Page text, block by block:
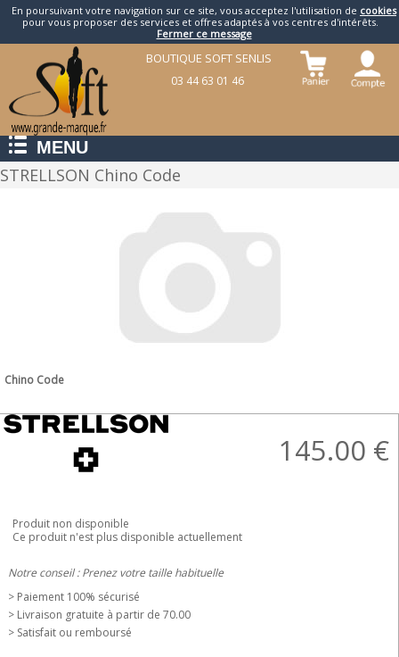
En poursuivant votre navigation sur ce site, vous acceptez l'utilisation de cookies
pour vous proposer des services et offres adaptés à vos centres d'intérêts.
Fermer ce message
BOUTIQUE SOFT SENLIS
03 44 63 01 46
MENU
STRELLSON Chino Code
Chino Code
145.00 €
Produit non disponible
Ce produit n'est plus disponible actuellement
Notre conseil : Prenez votre taille habituelle
> Paiement 100% sécurisé
> Livraison gratuite à partir de 70.00 
> Satisfait ou remboursé